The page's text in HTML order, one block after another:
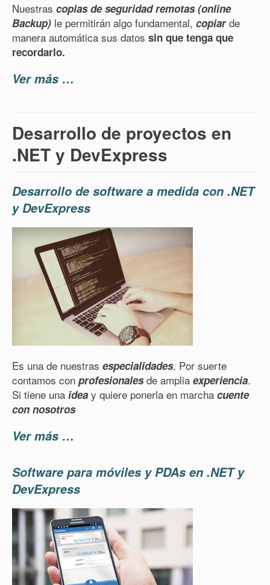
Nuestras copias de seguridad remotas (online
Backup) le permitirán algo fundamental, copiarde
manera automática sus datos sin que tenga que
recordarlo.
Ver más …
Desarrollo de proyectos en
.NET y DevExpress
Desarrollo de software a medida con .NET
y DevExpress
Es una de nuestras especialidades. Por suerte
contamos con profesionalesde amplia experiencia.
Si tiene una idea y quiere ponerla en marcha cuente
con nosotros
Ver más …
Software para móviles y PDAs en .NET y
DevExpress